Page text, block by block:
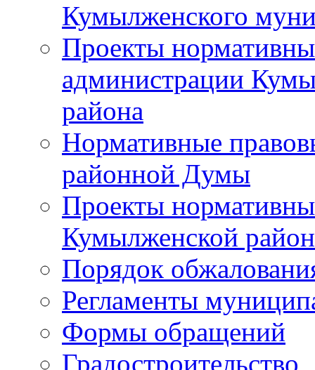
Кумылженского
Проекты
администрации
района
Нормативные
районной Думы
Проекты
Кумылженской
Порядок
Регламенты
Формы обращений
Градостроительство